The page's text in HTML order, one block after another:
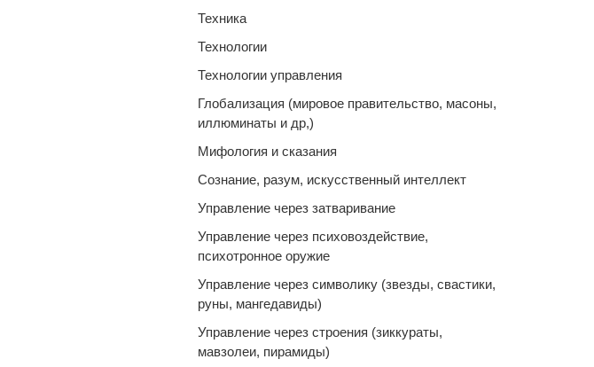
Техника
Технологии
Технологии управления
Глобализация (мировое правительство, масоны,
иллюминаты и др,)
Мифология и сказания
Сознание, разум, искусственный интеллект
Управление через затваривание
Управление через психовоздействие,
психотронное оружие
Управление через символику (звезды, свастики,
руны, мангедавиды)
Управление через строения (зиккураты,
мавзолеи, пирамиды)